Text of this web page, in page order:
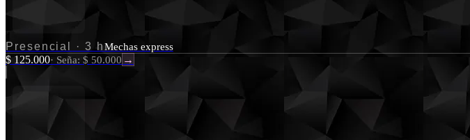
Presencial · 3 hMechas express
$ 125.000· Seña: $ 50.000 →